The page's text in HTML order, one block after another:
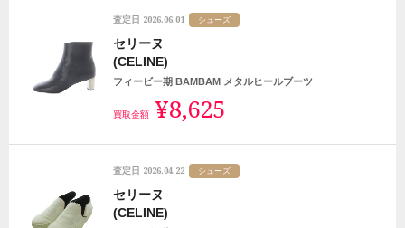
査定日 2026.06.01 シューズ
セリーヌ
(CELINE)
フィービー期 BAMBAM メタルヒールブーツ
買取金額 ¥8,625
査定日 2026.04.22 シューズ
セリーヌ
(CELINE)